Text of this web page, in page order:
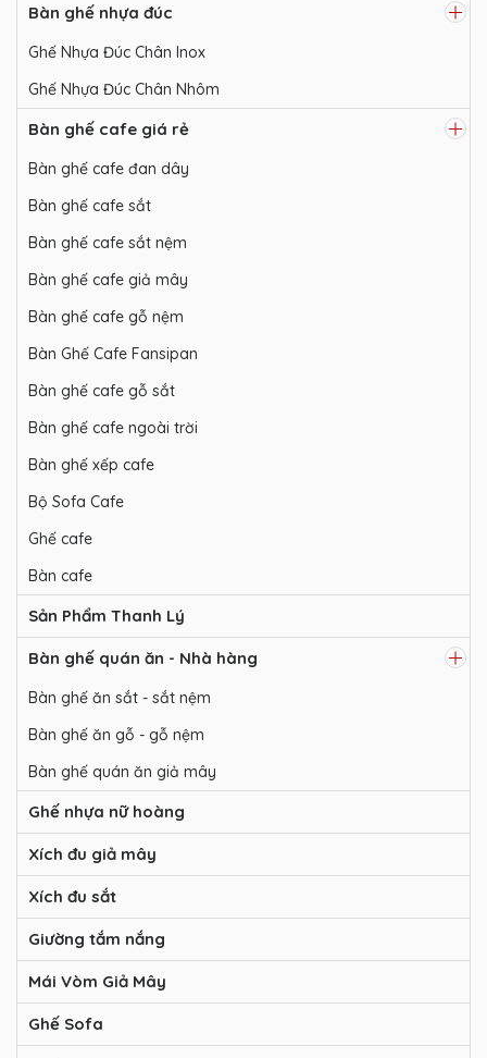
Bàn ghế nhựa đúc
Ghế Nhựa Đúc Chân Inox
Ghế Nhựa Đúc Chân Nhôm
Bàn ghế cafe giá rẻ
Bàn ghế cafe đan dây
Bàn ghế cafe sắt
Bàn ghế cafe sắt nệm
Bàn ghế cafe giả mây
Bàn ghế cafe gỗ nệm
Bàn Ghế Cafe Fansipan
Bàn ghế cafe gỗ sắt
Bàn ghế cafe ngoài trời
Bàn ghế xếp cafe
Bộ Sofa Cafe
Ghế cafe
Bàn cafe
Sản Phẩm Thanh Lý
Bàn ghế quán ăn - Nhà hàng
Bàn ghế ăn sắt - sắt nệm
Bàn ghế ăn gỗ - gỗ nệm
Bàn ghế quán ăn giả mây
Ghế nhựa nữ hoàng
Xích đu giả mây
Xích đu sắt
Giường tắm nắng
Mái Vòm Giả Mây
Ghế Sofa